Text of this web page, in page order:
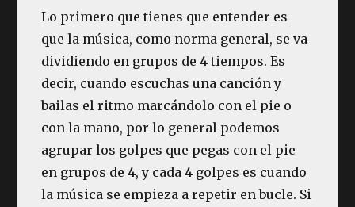
Lo primero que tienes que entender es
que la música, como norma general, se va
dividiendo en grupos de 4 tiempos. Es
decir, cuando escuchas una canción y
bailas el ritmo marcándolo con el pie o
con la mano, por lo general podemos
agrupar los golpes que pegas con el pie
en grupos de 4, y cada 4 golpes es cuando
la música se empieza a repetir en bucle. Si